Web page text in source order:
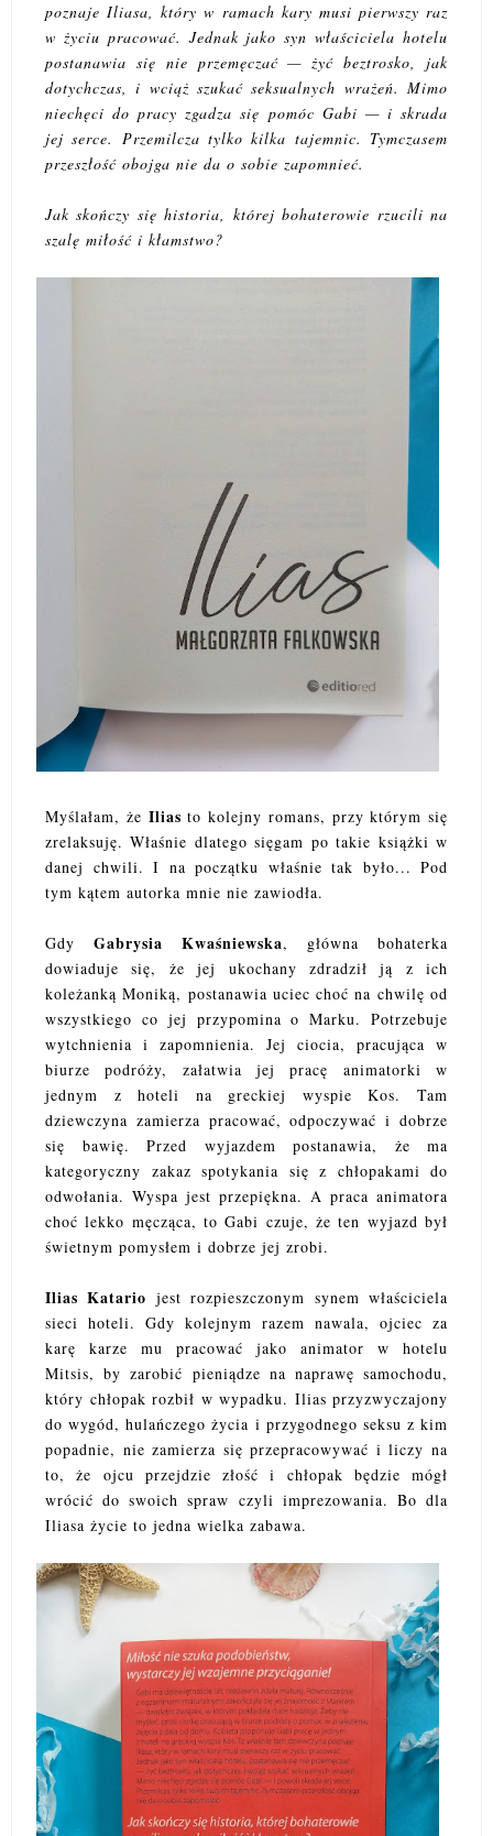
poznaje Iliasa, który w ramach kary musi pierwszy raz
w życiu pracować. Jednak jako syn właściciela hotelu
postanawia się nie przemęczać — żyć beztrosko, jak
dotychczas, i wciąż szukać seksualnych wrażeń. Mimo
niechęci do pracy zgadza się pomóc Gabi — i skrada
jej serce. Przemilcza tylko kilka tajemnic. Tymczasem
przeszłość obojga nie da o sobie zapomnieć.
Jak skończy się historia, której bohaterowie rzucili na
szalę miłość i kłamstwo?
Myślałam, że Ilias to kolejny romans, przy którym się
zrelaksuję. Właśnie dlatego sięgam po takie książki w
danej chwili. I na początku właśnie tak było... Pod
tym kątem autorka mnie nie zawiodła.
Gdy Gabrysia Kwaśniewska, główna bohaterka
dowiaduje się, że jej ukochany zdradził ją z ich
koleżanką Moniką, postanawia uciec choć na chwilę od
wszystkiego co jej przypomina o Marku. Potrzebuje
wytchnienia i zapomnienia. Jej ciocia, pracująca w
biurze podróży, załatwia jej pracę animatorki w
jednym z hoteli na greckiej wyspie Kos. Tam
dziewczyna zamierza pracować, odpoczywać i dobrze
się bawię. Przed wyjazdem postanawia, że ma
kategoryczny zakaz spotykania się z chłopakami do
odwołania. Wyspa jest przepiękna. A praca animatora
choć lekko męcząca, to Gabi czuje, że ten wyjazd był
świetnym pomysłem i dobrze jej zrobi.
Ilias Katario jest rozpieszczonym synem właściciela
sieci hoteli. Gdy kolejnym razem nawala, ojciec za
karę karze mu pracować jako animator w hotelu
Mitsis, by zarobić pieniądze na naprawę samochodu,
który chłopak rozbił w wypadku. Ilias przyzwyczajony
do wygód, hulańczego życia i przygodnego seksu z kim
popadnie, nie zamierza się przepracowywać i liczy na
to, że ojcu przejdzie złość i chłopak będzie mógł
wrócić do swoich spraw czyli imprezowania. Bo dla
Iliasa życie to jedna wielka zabawa.